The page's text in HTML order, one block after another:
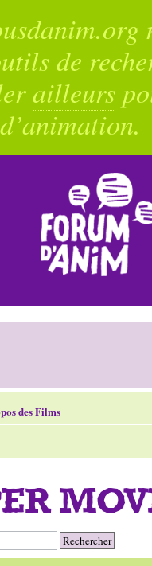
de
ailleurs
des Films